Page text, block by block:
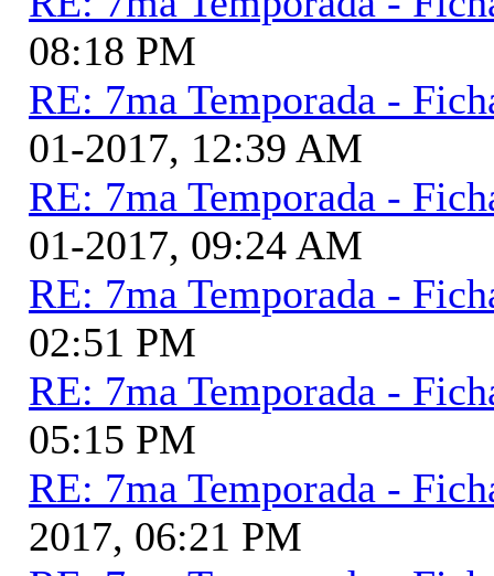
08:18 PM
RE: 7ma Temporada -
01-2017, 12:39 AM
RE: 7ma Temporada -
01-2017, 09:24 AM
RE: 7ma Temporada -
02:51 PM
RE: 7ma Temporada -
05:15 PM
RE: 7ma Temporada -
2017, 06:21 PM